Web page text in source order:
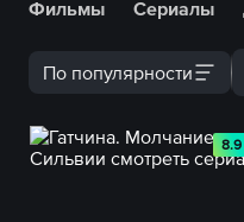
Фильмы Сериалы
По популярности
8.9